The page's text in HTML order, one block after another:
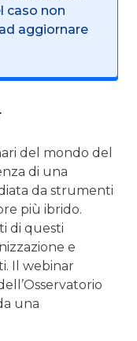
caso non
aggiornare
del mondo del
di una
da strumenti
più ibrido.
di questi
e
Il webinar
una